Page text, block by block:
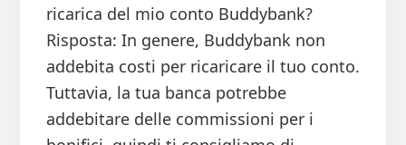
ricarica del mio conto Buddybank?
Risposta: In genere, Buddybank non
addebita costi per ricaricare il tuo conto.
Tuttavia, la tua banca potrebbe
addebitare delle commissioni per i